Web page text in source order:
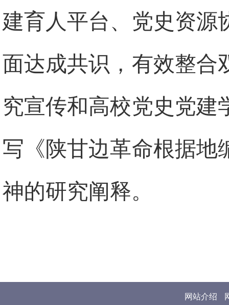
建育人平台、党史资源
面达成共识，有效整合
究宣传和高校党史党建
写《陕甘边革命根据地
神的研究阐释。
网站介绍